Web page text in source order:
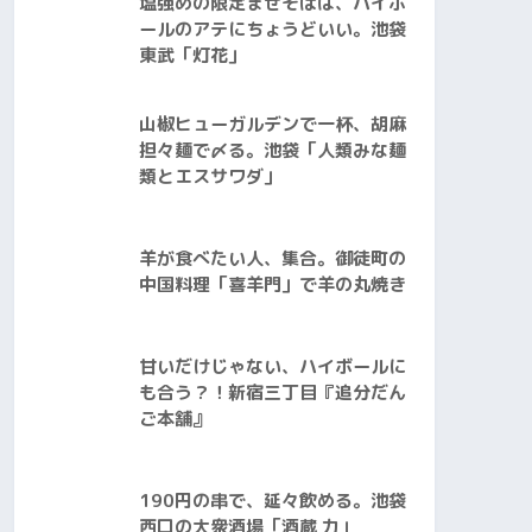
ールのアテにちょうどいい。池袋
東武「灯花」
山椒ヒューガルデンで一杯、胡麻
担々麺で〆る。池袋「人類みな麺
類とエスサワダ」
羊が食べたい人、集合。御徒町の
中国料理「喜羊門」で羊の丸焼き
甘いだけじゃない、ハイボールに
も合う？！新宿三丁目『追分だん
ご本舗』
190円の串で、延々飲める。池袋